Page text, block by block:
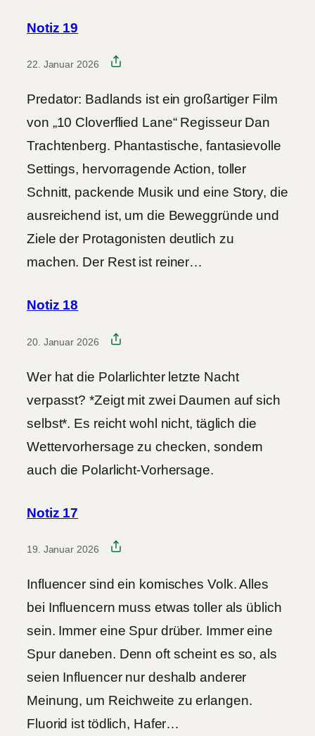
Notiz 19
22. Januar 2026
Predator: Badlands ist ein großartiger Film
von „10 Cloverflied Lane“ Regisseur Dan
Trachtenberg. Phantastische, fantasievolle
Settings, hervorragende Action, toller
Schnitt, packende Musik und eine Story, die
ausreichend ist, um die Beweggründe und
Ziele der Protagonisten deutlich zu
machen. Der Rest ist reiner…
Notiz 18
20. Januar 2026
Wer hat die Polarlichter letzte Nacht
verpasst? *Zeigt mit zwei Daumen auf sich
selbst*. Es reicht wohl nicht, täglich die
Wettervorhersage zu checken, sondern
auch die Polarlicht-Vorhersage.
Notiz 17
19. Januar 2026
Influencer sind ein komisches Volk. Alles
bei Influencern muss etwas toller als üblich
sein. Immer eine Spur drüber. Immer eine
Spur daneben. Denn oft scheint es so, als
seien Influencer nur deshalb anderer
Meinung, um Reichweite zu erlangen.
Fluorid ist tödlich, Hafer…